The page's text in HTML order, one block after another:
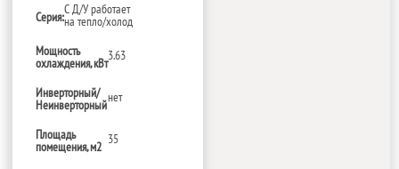
Серия:
С Д/У работает
на тепло/холод
Мощность
охлаждения, кВт
3.63
Инверторный/
Неинверторный
нет
Площадь
помещения, м2
35